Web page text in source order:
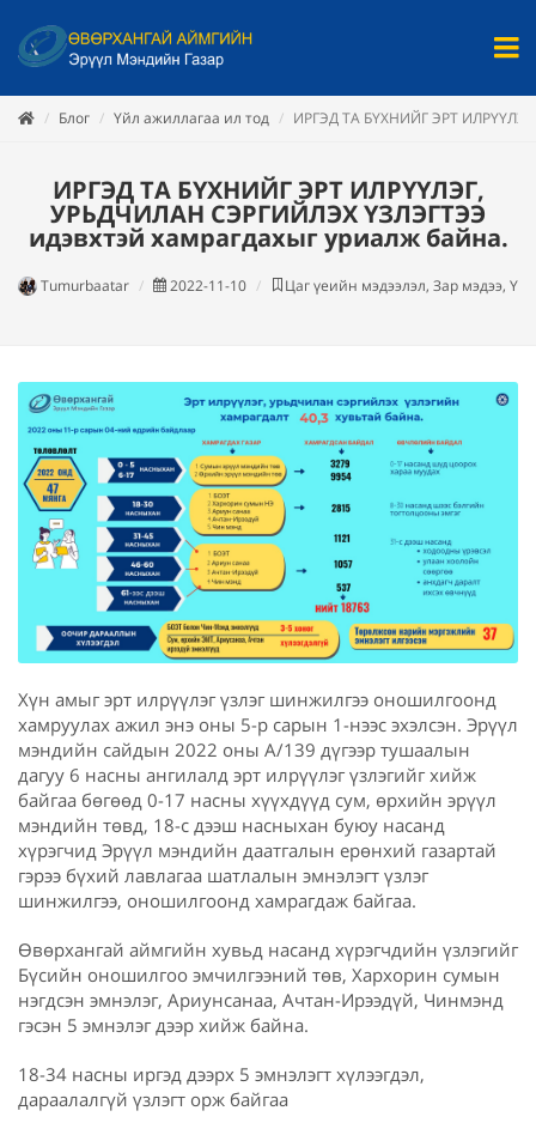
Блог Үйл ажиллагаа ил тод ИРГЭД ТА БҮХНИЙГ ЭРТ
ИРГЭД ТА БҮХНИЙГ ЭРТ ИЛРҮҮЛЭГ,
УРЬДЧИЛАН СЭРГИЙЛЭХ ҮЗЛЭГТЭЭ
идэвхтэй хамрагдахыг уриалж байна.
Tumurbaatar 2022-11-10 Цаг үеийн мэдээлэл, Зар мэдээ,
Хүн амыг эрт илрүүлэг үзлэг шинжилгээ оношилгоонд
хамруулах ажил энэ оны 5-р сарын 1-нээс эхэлсэн. Эрүүл
мэндийн сайдын 2022 оны А/139 дүгээр тушаалын
дагуу 6 насны ангилалд эрт илрүүлэг үзлэгийг хийж
байгаа бөгөөд 0-17 насны хүүхдүүд сум, өрхийн эрүүл
мэндийн төвд, 18-с дээш насныхан буюу насанд
хүрэгчид Эрүүл мэндийн даатгалын ерөнхий газартай
гэрээ бүхий лавлагаа шатлалын эмнэлэгт үзлэг
шинжилгээ, оношилгоонд хамрагдаж байгаа.
Өвөрхангай аймгийн хувьд насанд хүрэгчдийн үзлэгийг
Бүсийн оношилгоо эмчилгээний төв, Хархорин сумын
нэгдсэн эмнэлэг, Ариунсанаа, Ачтан-Ирээдүй, Чинмэнд
гэсэн 5 эмнэлэг дээр хийж байна.
18-34 насны иргэд дээрх 5 эмнэлэгт хүлээгдэл,
дараалалгүй үзлэгт орж байгаа